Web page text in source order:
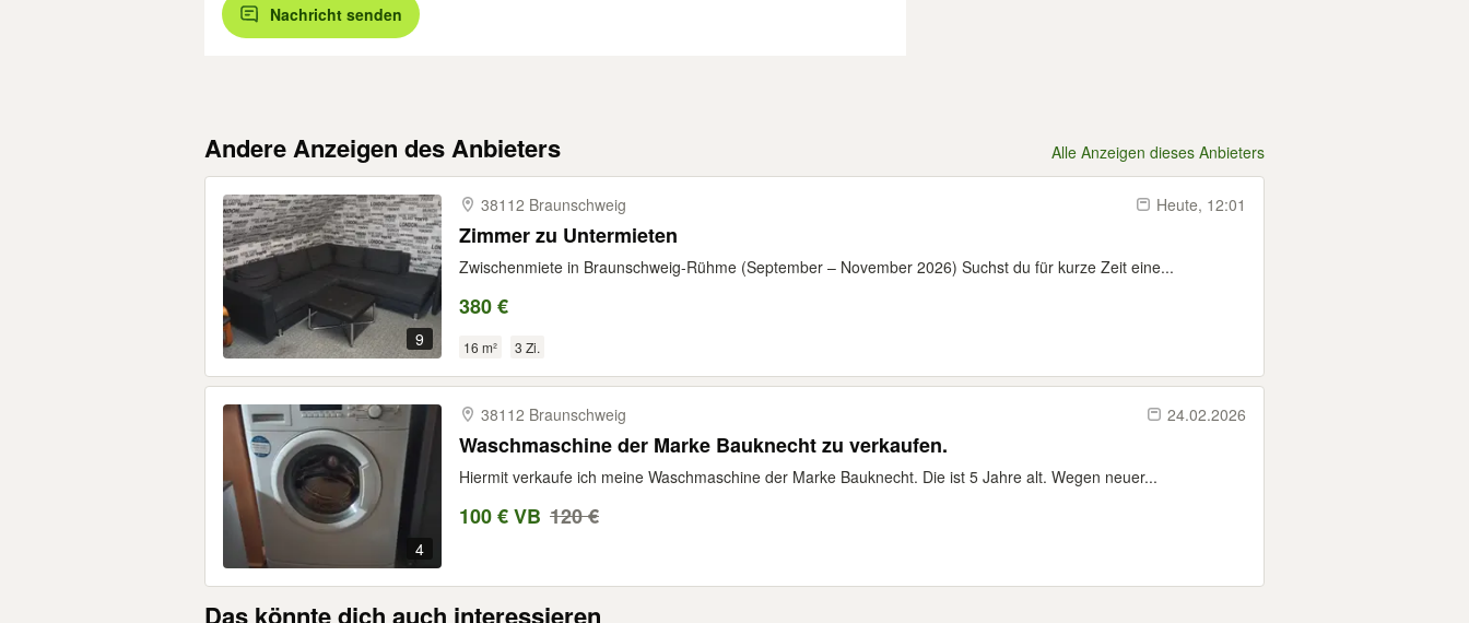
Nachricht senden
Andere Anzeigen des Anbieters Alle Anzeigen dieses Anbieters
9
38112 Braunschweig Heute, 12:01
Zimmer zu Untermieten
Zwischenmiete in Braunschweig-Rühme (September – November 2026) Suchst du für kurze Zeit eine...
380 €
16 m² 3 Zi.
4
38112 Braunschweig 24.02.2026
Waschmaschine der Marke Bauknecht zu verkaufen.
Hiermit verkaufe ich meine Waschmaschine der Marke Bauknecht. Die ist 5 Jahre alt. Wegen neuer...
100 € VB 120 €
Das könnte dich auch interessieren